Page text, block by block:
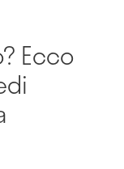
Ecco